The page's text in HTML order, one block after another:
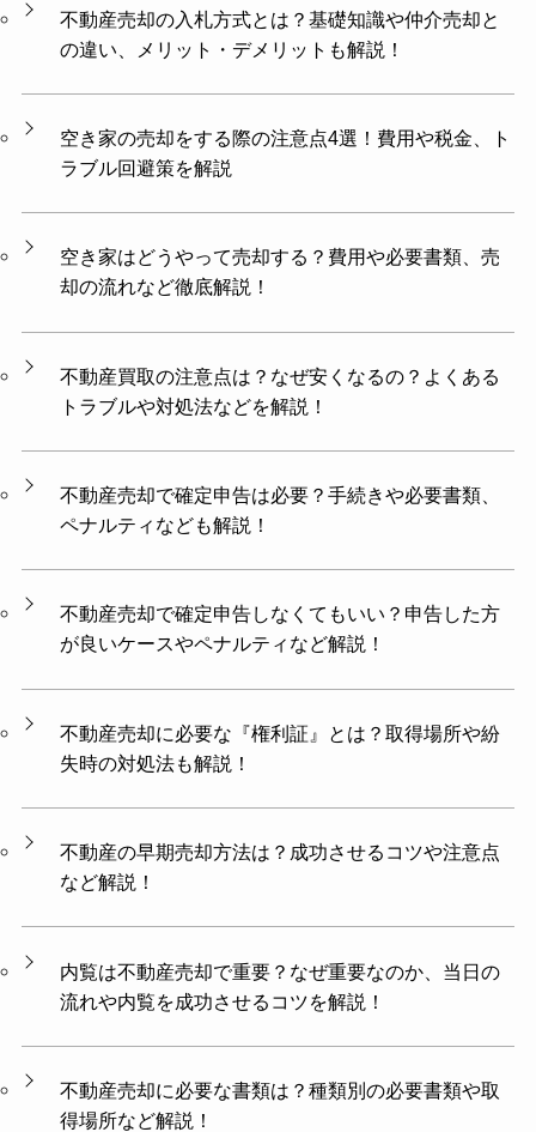
不動産売却の入札方式とは？基礎知識や仲介売却と
の違い、メリット・デメリットも解説！
空き家の売却をする際の注意点4選！費用や税金、ト
ラブル回避策を解説
空き家はどうやって売却する？費用や必要書類、売
却の流れなど徹底解説！
不動産買取の注意点は？なぜ安くなるの？よくある
トラブルや対処法などを解説！
不動産売却で確定申告は必要？手続きや必要書類、
ペナルティなども解説！
不動産売却で確定申告しなくてもいい？申告した方
が良いケースやペナルティなど解説！
不動産売却に必要な『権利証』とは？取得場所や紛
失時の対処法も解説！
不動産の早期売却方法は？成功させるコツや注意点
など解説！
内覧は不動産売却で重要？なぜ重要なのか、当日の
流れや内覧を成功させるコツを解説！
不動産売却に必要な書類は？種類別の必要書類や取
得場所など解説！